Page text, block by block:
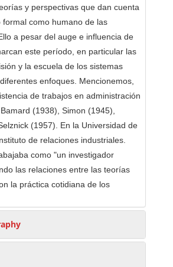
y perspectivas que dan cuenta
formal como humano de las
a pesar del auge e influencia de
este período, en particular las
y la escuela de los sistemas
enfoques. Mencionemos,
de trabajos en administración
(1938), Simon (1945),
(1957). En la Universidad de
de relaciones industriales.
como "un investigador
las relaciones entre las teorías
la práctica cotidiana de los